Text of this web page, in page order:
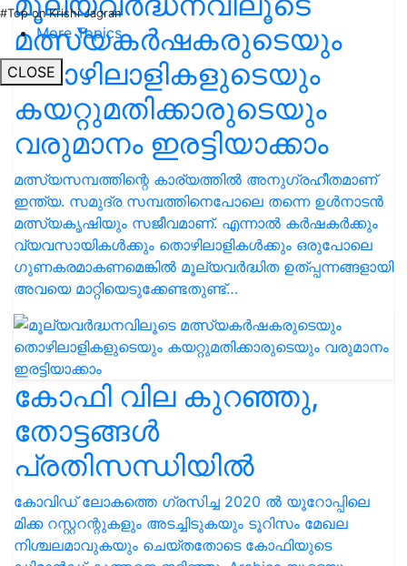
#Top on Krishi Jagran
More Topics
CLOSE
മത്സ്യകര്‍ഷകരുടെയും
തൊഴിലാളികളുടെയും
കയറ്റുമതിക്കാരുടെയും
വരുമാനം ഇരട്ടിയാക്കാം
മത്സ്യസമ്പത്തിന്റെ കാര്യത്തില്‍ അനുഗ്രഹീതമാണ്
ഇന്ത്യ. സമുദ്ര സമ്പത്തിനെപോലെ തന്നെ ഉള്‍നാടന്‍
മത്സ്യകൃഷിയും സജീവമാണ്. എന്നാല്‍ കര്‍ഷകര്‍ക്കും
വ്യവസായികള്‍ക്കും തൊഴിലാളികള്‍ക്കും ഒരുപോലെ
ഗുണകരമാകണമെങ്കില്‍ മൂല്യവര്‍ദ്ധിത ഉത്പ്പന്നങ്ങളായി
അവയെ മാറ്റിയെടുക്കേണ്ടതുണ്ട്…
കോഫി വില കുറഞ്ഞു,
തോട്ടങ്ങള്‍
പ്രതിസന്ധിയില്‍
കോവിഡ് ലോകത്തെ ഗ്രസിച്ച 2020 ല്‍ യൂറോപ്പിലെ
മിക്ക റസ്റ്ററന്റുകളും അടച്ചിടുകയും ടൂറിസം മേഖല
നിശ്ചലമാവുകയും ചെയ്തതോടെ കോഫിയുടെ